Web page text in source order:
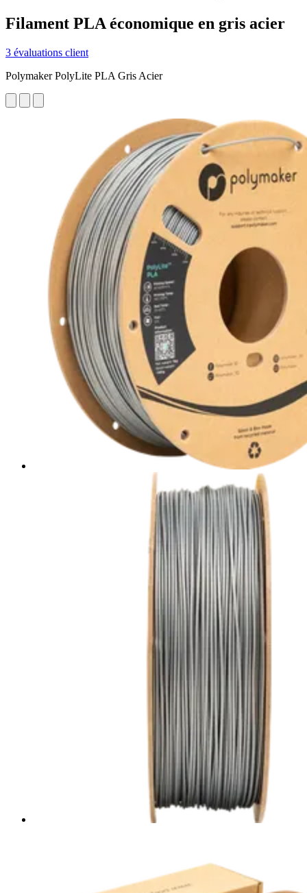
Filament PLA économique en gris acier
3 évaluations client
Polymaker PolyLite PLA Gris Acier